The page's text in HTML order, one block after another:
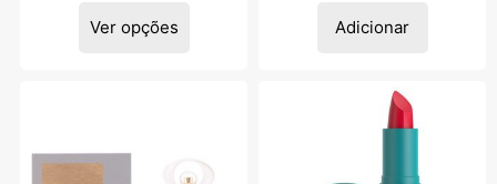
Ver opções Adicionar